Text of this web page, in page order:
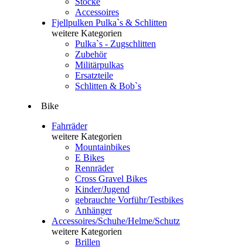
Accessoires
Fjellpulken Pulka`s & Schlitten
weitere Kategorien
Pulka`s - Zugschlitten
Zubehör
Militärpulkas
Ersatzteile
Schlitten & Bob`s
Bike
Fahrräder
weitere Kategorien
Mountainbikes
E Bikes
Rennräder
Cross Gravel Bikes
Kinder/Jugend
gebrauchte Vorführ/Testbikes
Anhänger
Accessoires/Schuhe/Helme/Schutz
weitere Kategorien
Brillen